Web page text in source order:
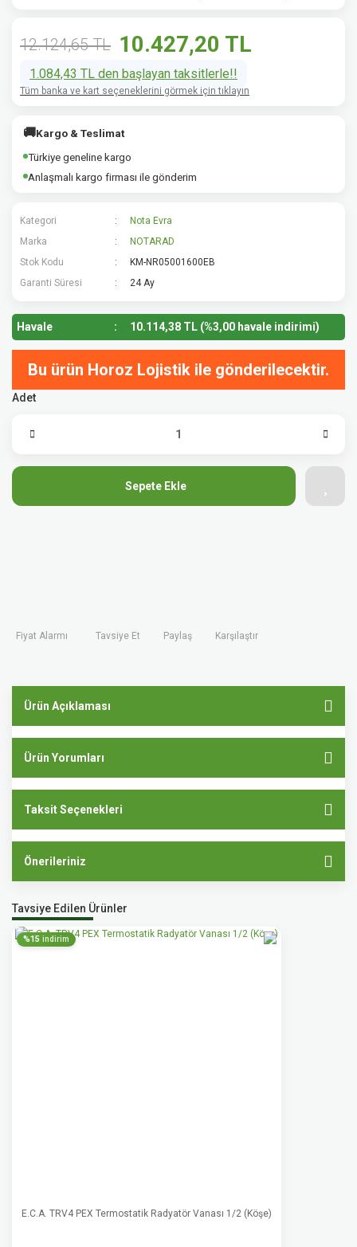
12.124,65 TL 10.427,20 TL
1.084,43 TL den başlayan taksitlerle!!
Tüm banka ve kart seçeneklerini görmek için tıklayın
🚚Kargo & Teslimat
Türkiye geneline kargo
Anlaşmalı kargo firması ile gönderim
Kategori
Nota Evra
Marka
NOTARAD
Stok Kodu
KM-NR05001600EB
Garanti Süresi
24 Ay
Havale 10.114,38 TL (%3,00 havale indirimi)
Bu ürün Horoz Lojistik ile gönderilecektir.
Adet
Sepete Ekle
Fiyat Alarmı Tavsiye Et Paylaş Karşılaştır
Ürün Açıklaması
Ürün Yorumları
Taksit Seçenekleri
Önerileriniz
Tavsiye Edilen Ürünler
%15 indirim
E.C.A. TRV4 PEX Termostatik Radyatör Vanası 1/2 (Köşe)